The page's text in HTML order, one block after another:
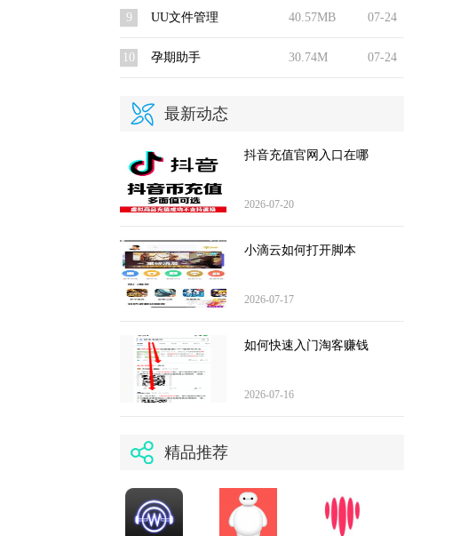
07-24
40.57MB
9 UU文件管理
07-24
30.74M
10 孕期助手
最新动态
抖音充值官网入口在哪
2026-07-20
小滴云如何打开脚本
2026-07-17
如何快速入门淘客赚钱
2026-07-16
精品推荐